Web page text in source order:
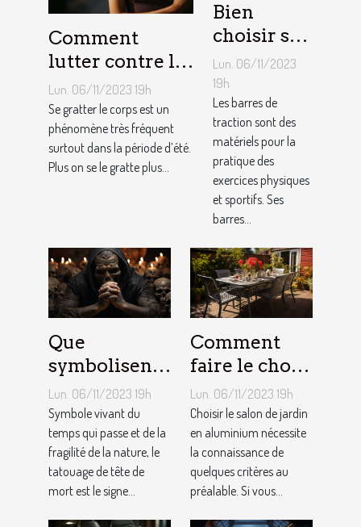
Comment
lutter contre la
démangeaison ?
Lun. 06/11/2023 19h
Se gratter le corps est un
phénomène très fréquent
surtout dans la période d’été.
Plus on se le gratte plus...
Bien
choisir sa
barre de
traction :
nos
conseils !
Lun. 06/11/2023
19h
Les barres de
traction sont des
matériels pour la
pratique des
exercices physiques
et sportifs. Ses
barres...
Que
symbolisent
les Tatouages
Têtes de
Mort ?
Lun. 06/11/2023 19h
Symbole vivant du
temps qui passe et de la
fragilité de la nature, le
tatouage de tête de
mort est le signe...
Comment
faire le choix
d’un salon de
jardin en
aluminium ?
Lun. 06/11/2023 19h
Choisir le salon de jardin
en aluminium nécessite
la connaissance de
quelques critères au
préalable. Si vous...